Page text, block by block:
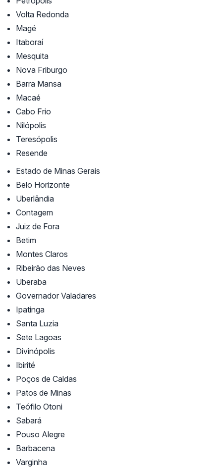
Volta Redonda
Magé
Itaboraí
Mesquita
Nova Friburgo
Barra Mansa
Macaé
Cabo Frio
Nilópolis
Teresópolis
Resende
Estado de Minas Gerais
Belo Horizonte
Uberlândia
Contagem
Juiz de Fora
Betim
Montes Claros
Ribeirão das Neves
Uberaba
Governador Valadares
Ipatinga
Santa Luzia
Sete Lagoas
Divinópolis
Ibirité
Poços de Caldas
Patos de Minas
Teófilo Otoni
Sabará
Pouso Alegre
Barbacena
Varginha